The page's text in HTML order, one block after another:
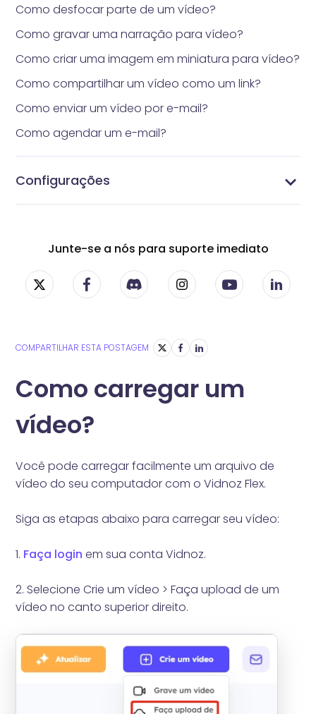
Como desfocar parte de um vídeo?
Como gravar uma narração para vídeo?
Como criar uma imagem em miniatura para vídeo?
Como compartilhar um vídeo como um link?
Como enviar um vídeo por e-mail?
Como agendar um e-mail?
Configurações
Junte-se a nós para suporte imediato
COMPARTILHAR ESTA POSTAGEM
Como carregar um
vídeo?
Você pode carregar facilmente um arquivo de
vídeo do seu computador com o Vidnoz Flex.
Siga as etapas abaixo para carregar seu vídeo:
1. Faça login em sua conta Vidnoz.
2. Selecione Crie um vídeo > Faça upload de um
vídeo no canto superior direito.